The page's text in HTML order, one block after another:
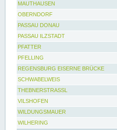
MAUTHAUSEN
OBERNDORF
PASSAU DONAU
PASSAU ILZSTADT
PFATTER
PFELLING
REGENSBURG EISERNE BRÜCKE
SCHWABELWEIS
THEBNERSTRASSL
VILSHOFEN
WILDUNGSMAUER
WILHERING